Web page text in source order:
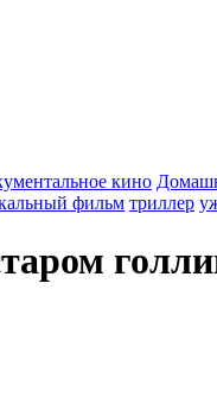
кино
фильм триллер